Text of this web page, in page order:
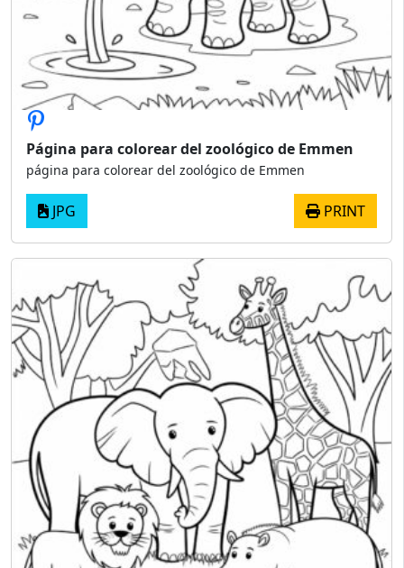
Página para colorear del zoológico de Emmen
página para colorear del zoológico de Emmen
JPG PRINT